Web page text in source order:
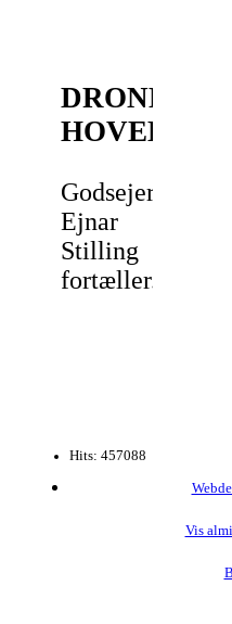
Godsejer
Ejnar
Stilling
fortæller.
Hits: 457088
Vis